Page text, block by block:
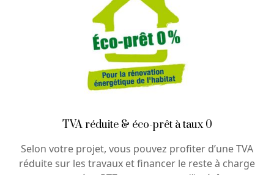
TVA réduite & éco-prêt à taux 0
Selon votre projet, vous pouvez profiter d’une TVA
réduite sur les travaux et financer le reste à charge